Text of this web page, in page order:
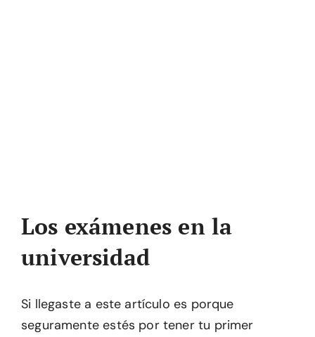
Los exámenes en la
universidad
Si llegaste a este artículo es porque
seguramente estés por tener tu primer